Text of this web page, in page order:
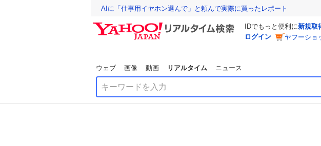
AIに「仕事用イヤホン選んで」と頼んで実際に買ったレポート
IDでもっと便利に新規取
ログイン
ヤフーショ
ウェブ 画像 動画 リアルタイム ニュース